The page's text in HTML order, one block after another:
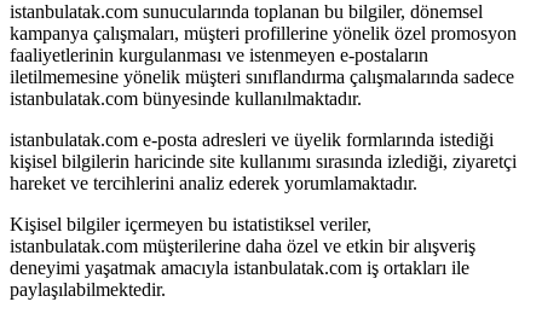
istanbulatak.com sunucularında toplanan bu bilgiler, dönemsel
kampanya çalışmaları, müşteri profillerine yönelik özel promosyon
faaliyetlerinin kurgulanması ve istenmeyen e-postaların
iletilmemesine yönelik müşteri sınıflandırma çalışmalarında sadece
istanbulatak.com bünyesinde kullanılmaktadır.
istanbulatak.com e-posta adresleri ve üyelik formlarında istediği
kişisel bilgilerin haricinde site kullanımı sırasında izlediği, ziyaretçi
hareket ve tercihlerini analiz ederek yorumlamaktadır.
Kişisel bilgiler içermeyen bu istatistiksel veriler,
istanbulatak.com müşterilerine daha özel ve etkin bir alışveriş
deneyimi yaşatmak amacıyla istanbulatak.com iş ortakları ile
paylaşılabilmektedir.